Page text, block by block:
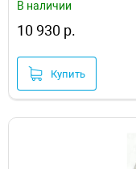
В наличии
10 930 р.
Купить